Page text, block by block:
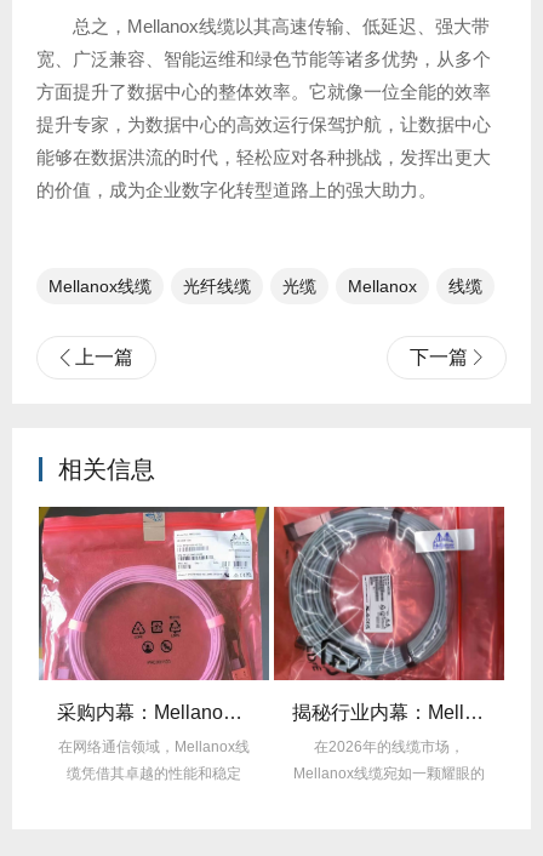
总之，Mellanox线缆以其高速传输、低延迟、强大带
宽、广泛兼容、智能运维和绿色节能等诸多优势，从多个
方面提升了数据中心的整体效率。它就像一位全能的效率
提升专家，为数据中心的高效运行保驾护航，让数据中心
能够在数据洪流的时代，轻松应对各种挑战，发挥出更大
的价值，成为企业数字化转型道路上的强大助力。
Mellanox线缆 光纤线缆​ 光缆 Mellanox 线缆
上一篇 下一篇
相关信息
采购内幕：Mellanox线缆验真3步走，假货休想蒙混过关！
在网络通信领域，Mellanox线
缆凭借其卓越的性能和稳定
揭秘行业内幕：Mellanox线缆为何比同类产品耐用3倍？
在2026年的线缆市场，
Mellanox线缆宛如一颗耀眼的